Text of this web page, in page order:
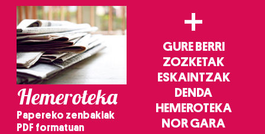
Hemeroteka
Papereko zenbakiak
PDF formatuan
+
GURE BERRI
ZOZKETAK
ESKAINTZAK
DENDA
HEMEROTEKA
NOR GARA